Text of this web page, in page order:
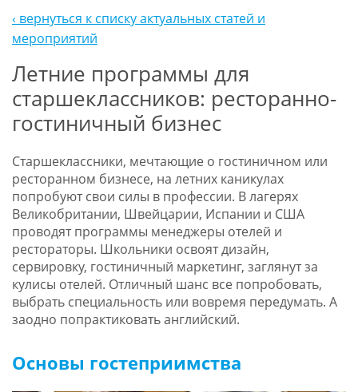
‹ вернуться к списку актуальных статей и
мероприятий
Летние программы для
старшеклассников: ресторанно-
гостиничный бизнес
Старшеклассники, мечтающие о гостиничном или
ресторанном бизнесе, на летних каникулах
попробуют свои силы в профессии. В лагерях
Великобритании, Швейцарии, Испании и США
проводят программы менеджеры отелей и
рестораторы. Школьники освоят дизайн,
сервировку, гостиничный маркетинг, заглянут за
кулисы отелей. Отличный шанс все попробовать,
выбрать специальность или вовремя передумать. А
заодно попрактиковать английский.
Основы гостеприимства